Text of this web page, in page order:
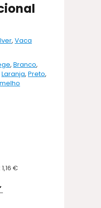
, Vaca
, Branco,
Laranja, Preto,
€